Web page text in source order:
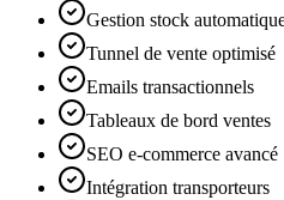
Gestion stock
Tunnel de vente optimisé
Emails transactionnels
Tableaux de bord ventes
SEO e-commerce avancé
Intégration transporteurs